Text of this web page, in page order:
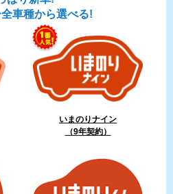
車種から選べる!
いまのりナイン
（9年契約）